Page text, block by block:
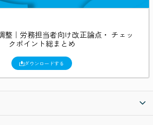
整｜労務担当者向け改正論点・ チェッ
クポイント総まとめ
ダウンロードする